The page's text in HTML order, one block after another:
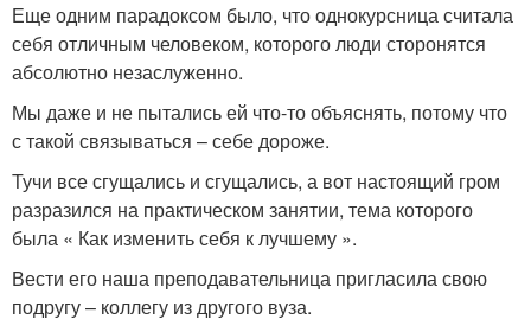
Еще одним парадоксом было, что однокурсница считала
себя отличным человеком, которого люди сторонятся
абсолютно незаслуженно.
Мы даже и не пытались ей что-то объяснять, потому что
с такой связываться – себе дороже.
Тучи все сгущались и сгущались, а вот настоящий гром
разразился на практическом занятии, тема которого
была « Как изменить себя к лучшему ».
Вести его наша преподавательница пригласила свою
подругу – коллегу из другого вуза.